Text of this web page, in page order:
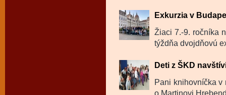
Exkurzia v
Žiaci 7.-9. ročníka
týždňa dvojdňovú
Deti z ŠKD
Pani knihovníčka v
o Martinovi